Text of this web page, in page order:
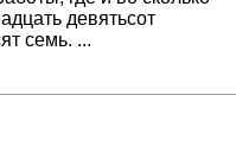
девятьсот
семь. ...